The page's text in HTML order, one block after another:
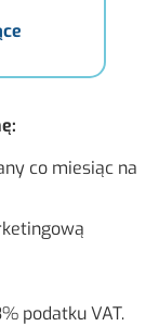
co mie­siąc na
po­dat­ku VAT.